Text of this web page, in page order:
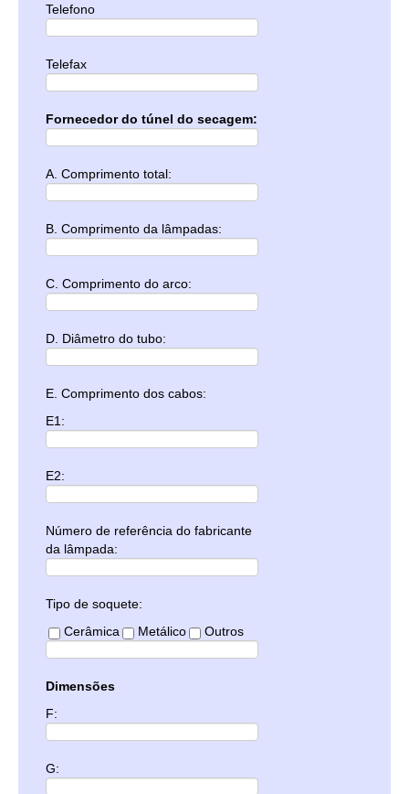
Telefono
Telefax
Fornecedor do túnel do secagem:
A. Comprimento total:
B. Comprimento da lâmpadas:
C. Comprimento do arco:
D. Diâmetro do tubo:
E. Comprimento dos cabos:
E1:
E2:
Número de referência do fabricante
da lâmpada:
Tipo de soquete:
Cerâmica
Metálico Outros
Dimensões
F:
G: